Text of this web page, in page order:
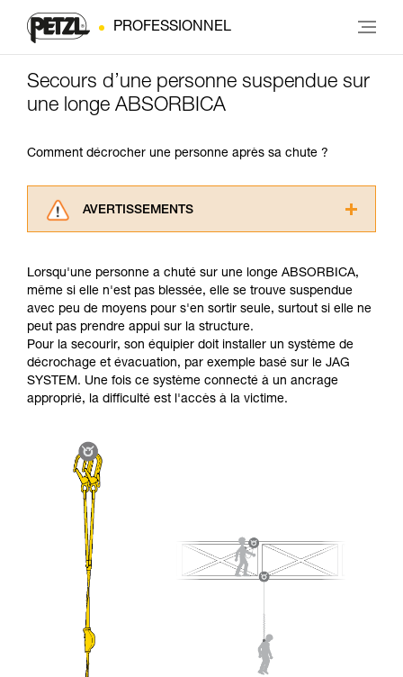
PROFESSIONNEL
Secours d’une personne suspendue sur
une longe ABSORBICA
Comment décrocher une personne après sa chute ?
AVERTISSEMENTS
consulter. Vous devez avoir compris les
informations de la notice technique pour
pouvoir comprendre ce complément
d’informations.
Maîtriser ces techniques nécessite une
formation et un entraînement spécifique. Validez
avec un professionnel votre capacité à refaire
la manipulation, seul, en toute sécurité, avant
Nous donnons des exemples de techniques
liées à votre activité. Il peut en exister d’autres
que nous ne décrivons pas ici.
Lorsqu'une personne a chuté sur une longe ABSORBICA,
même si elle n'est pas blessée, elle se trouve suspendue
avec peu de moyens pour s'en sortir seule, surtout si elle ne
peut pas prendre appui sur la structure.
Pour la secourir, son équipier doit installer un système de
décrochage et évacuation, par exemple basé sur le JAG
SYSTEM. Une fois ce système connecté à un ancrage
approprié, la difficulté est l'accès à la victime.